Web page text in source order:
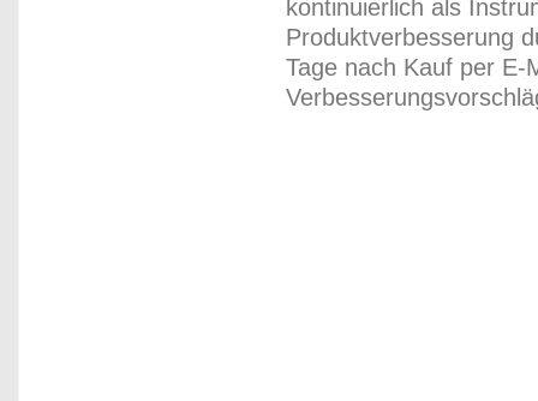
kontinuierlich als
Produktverbesserung
Tage nach Kauf per E-